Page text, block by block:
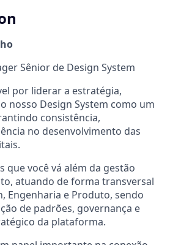
Sênior de Design System
por liderar a estratégia,
nosso Design System como um
consistência,
no desenvolvimento das
que você vá além da gestão
atuando de forma transversal
Engenharia e Produto, sendo
de padrões, governança e
da plataforma.